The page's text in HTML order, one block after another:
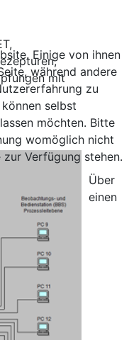
mit
Über
einen
Einige von ihnen
während andere
zu
selbst
möchten. Bitte
womöglich nicht
Verfügung stehen.